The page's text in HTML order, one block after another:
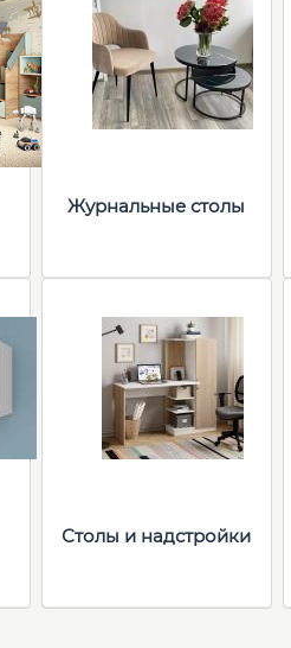
Журнальные столы
Столы и надстройки